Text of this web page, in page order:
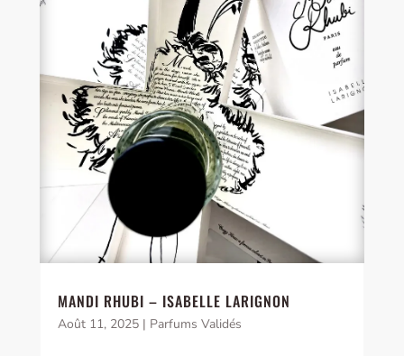
MANDI RHUBI – ISABELLE LARIGNON
Août 11, 2025| Parfums Validés